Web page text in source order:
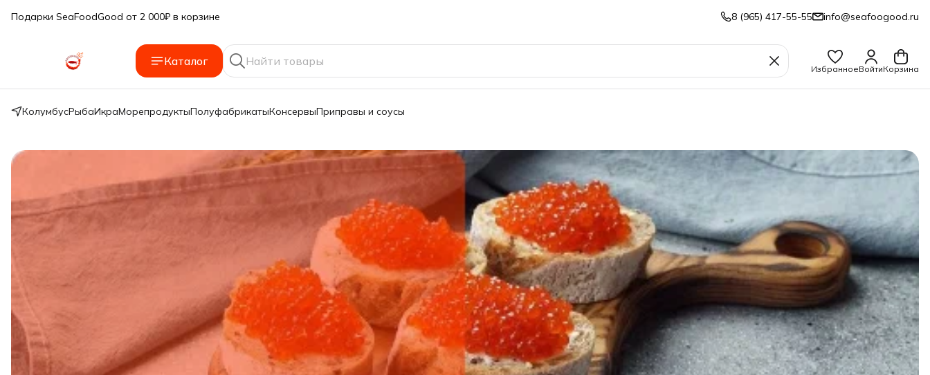
Подарки SeaFoodGood от 2 000₽ в корзине
🔥 3% дополнительная скидка при оплате наличными
8 (965) 417-55-55 info@seafoogood.ru
Каталог
ИзбранноеВойтиКорзина
КолумбусРыбаИкраМорепродуктыПолуфабрикатыКонсервыПриправы и соусы